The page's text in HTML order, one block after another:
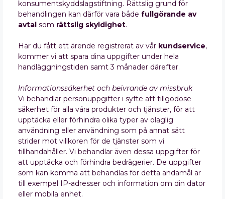
konsumentskyddslagstiftning. Rättslig grund för
behandlingen kan därför vara både fullgörande av
avtal som rättslig skyldighet.
Har du fått ett ärende registrerat av vår kundservice,
kommer vi att spara dina uppgifter under hela
handläggningstiden samt 3 månader därefter.
Informationssäkerhet och beivrande av missbruk
Vi behandlar personuppgifter i syfte att tillgodose
säkerhet för alla våra produkter och tjänster, för att
upptäcka eller förhindra olika typer av olaglig
användning eller användning som på annat sätt
strider mot villkoren för de tjänster som vi
tillhandahåller. Vi behandlar även dessa uppgifter för
att upptäcka och förhindra bedrägerier. De uppgifter
som kan komma att behandlas för detta ändamål är
till exempel IP-adresser och information om din dator
eller mobila enhet.